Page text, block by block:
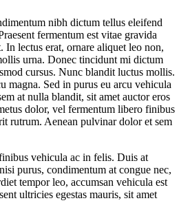
nibh dictum tellus eleifend
fermentum est vitae gravida
In lectus erat, ornare aliquet leo non,
urna. Donec tincidunt mi dictum
cursus. Nunc blandit luctus mollis.
magna. Sed in purus eu arcu vehicula
at nulla blandit, sit amet auctor eros
dolor, vel fermentum libero finibus
rutrum. Aenean pulvinar dolor et sem
vehicula ac in felis. Duis at
purus, condimentum at congue nec,
tempor leo, accumsan vehicula est
ultricies egestas mauris, sit amet